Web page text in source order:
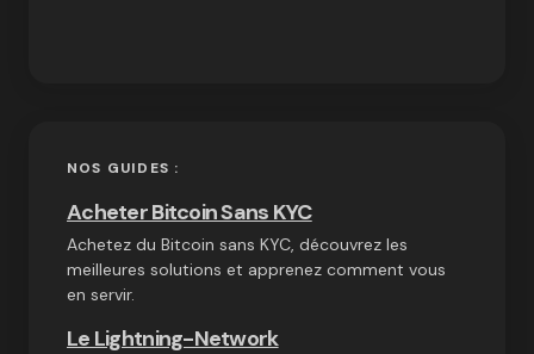
NOS GUIDES :
Acheter Bitcoin Sans KYC
Achetez du Bitcoin sans KYC, découvrez les
meilleures solutions et apprenez comment vous
en servir.
Le Lightning-Network